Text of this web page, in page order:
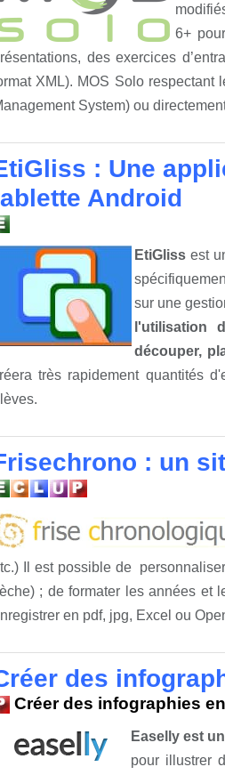
6+
des exercices
XML). MOS Solo respectant
System) ou
: Une
Android
EtiGliss est
sur une
l'utilisation
découper,
très rapidement quantités
: un
Il est possible de
; de formater les années et
en pdf, jpg, Excel ou
des
Créer des infographies
Easelly est
pour illustrer